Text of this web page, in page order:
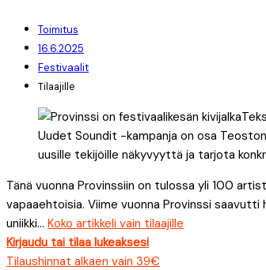
Toimitus
16.6.2025
Festivaalit
Tilaajille
Uudet Soundit -kampanja on osa
uusille tekijöille näkyvyyttä ja tarjota
Tänä vuonna Provinssiin on tulossa yli 100
vapaaehtoisia. Viime vuonna Provinssi
uniikki... Koko artikkeli vain tilaajille
Kirjaudu tai tilaa lukeaksesi
Tilaushinnat alkaen vain 39€